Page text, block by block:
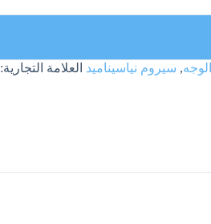
, سيروم نياسيناميد العلامة التجارية: